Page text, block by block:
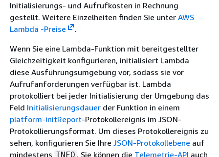
Initialisierungs- und Aufrufkosten in Rechnung
gestellt. Weitere Einzelheiten finden Sie unter AWS
Lambda -Preise
.
Wenn Sie eine Lambda-Funktion mit bereitgestellter
Gleichzeitigkeit konfigurieren, initialisiert Lambda
diese Ausführungsumgebung vor, sodass sie vor
Aufrufanforderungen verfügbar ist. Lambda
protokolliert bei jeder Initialisierung der Umgebung das
Feld Initialisierungsdauer der Funktion in einem
platform-initReport-Protokollereignis im JSON-
Protokollierungsformat. Um dieses Protokollereignis zu
sehen, konfigurieren Sie Ihre JSON-Protokollebene auf
mindestens INFO . Sie können die Telemetrie-API auch